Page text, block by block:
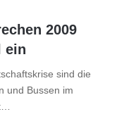
2009
ein
sind die
und Bussen im